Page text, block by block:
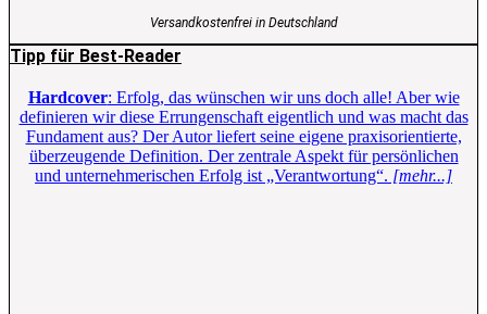
Versandkostenfrei in Deutschland
Tipp für Best-Reader
Hardcover: Erfolg, das wünschen wir uns doch alle! Aber wie
definieren wir diese Errungenschaft eigentlich und was macht das
Fundament aus? Der Autor liefert seine eigene praxisorientierte,
überzeugende Definition. Der zentrale Aspekt für persönlichen
und unternehmerischen Erfolg ist „Verantwortung“. [mehr...]